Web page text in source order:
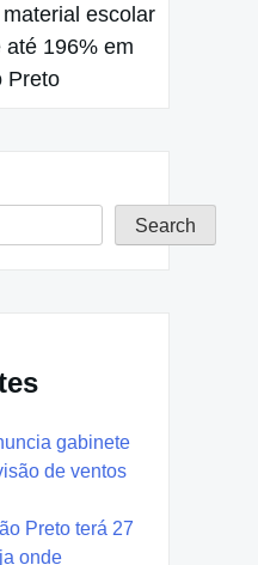
escolar
196% em
Preto
Search
gabinete
de ventos
Preto terá 27
onde